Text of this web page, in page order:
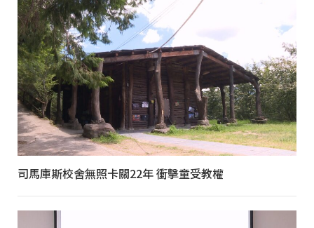
司馬庫斯校舍無照卡關22年 衝擊童受教權